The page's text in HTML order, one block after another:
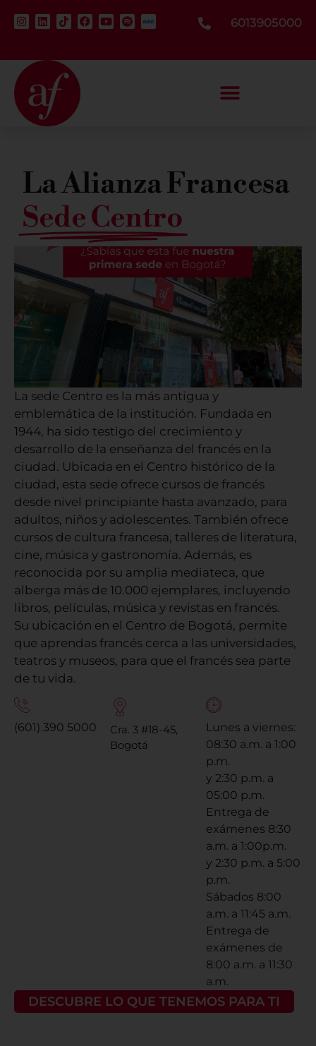
6013905000
La Alianza Francesa​
Sede Centro
La sede Centro es la más antigua y
emblemática de la institución. Fundada en
1944, ha sido testigo del crecimiento y
desarrollo de la enseñanza del francés en la
ciudad. Ubicada en el Centro histórico de la
ciudad, esta sede ofrece cursos de francés
desde nivel principiante hasta avanzado, para
adultos, niños y adolescentes. También ofrece
cursos de cultura francesa, talleres de literatura,
cine, música y gastronomía. Además, es
reconocida por su amplia mediateca, que
alberga más de 10.000 ejemplares, incluyendo
libros, películas, música y revistas en francés.
Su ubicación en el Centro de Bogotá, permite
que aprendas francés cerca a las universidades,
teatros y museos, para que el francés sea parte
de tu vida.
(601) 390 5000
Cra. 3 #18-45,
Bogotá
Lunes a viernes:
08:30 a.m. a 1:00
p.m.
y 2:30 p.m. a
05:00 p.m.
Entrega de
exámenes 8:30
a.m. a 1:00p.m.
y 2:30 p.m. a 5:00
p.m.
Sábados 8:00
a.m. a 11:45 a.m.
Entrega de
exámenes de
8:00 a.m. a 11:30
a.m.
DESCUBRE LO QUE TENEMOS PARA TI